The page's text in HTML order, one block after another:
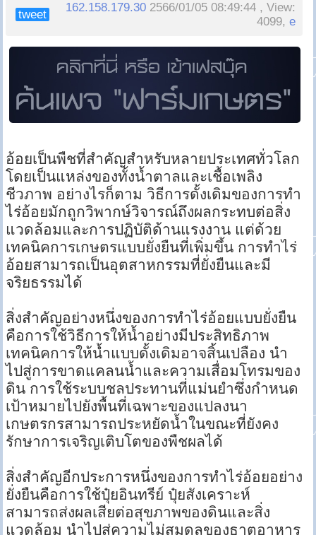
tweet
162.158.179.30 2566/01/05 08:49:44 , View:
4099,e
อ้อยเป็นพืชที่สำคัญสำหรับหลายประเทศทั่วโลก
โดยเป็นแหล่งของทั้งน้ำตาลและเชื้อเพลิง
ชีวภาพ อย่างไรก็ตาม วิธีการดั้งเดิมของการทำ
ไร่อ้อยมักถูกวิพากษ์วิจารณ์ถึงผลกระทบต่อสิ่ง
แวดล้อมและการปฏิบัติด้านแรงงาน แต่ด้วย
เทคนิคการเกษตรแบบยั่งยืนที่เพิ่มขึ้น การทำไร่
อ้อยสามารถเป็นอุตสาหกรรมที่ยั่งยืนและมี
จริยธรรมได้
สิ่งสำคัญอย่างหนึ่งของการทำไร่อ้อยแบบยั่งยืน
คือการใช้วิธีการให้น้ำอย่างมีประสิทธิภาพ
เทคนิคการให้น้ำแบบดั้งเดิมอาจสิ้นเปลือง นำ
ไปสู่การขาดแคลนน้ำและความเสื่อมโทรมของ
ดิน การใช้ระบบชลประทานที่แม่นยำซึ่งกำหนด
เป้าหมายไปยังพื้นที่เฉพาะของแปลงนา
เกษตรกรสามารถประหยัดน้ำในขณะที่ยังคง
รักษาการเจริญเติบโตของพืชผลได้
สิ่งสำคัญอีกประการหนึ่งของการทำไร่อ้อยอย่าง
ยั่งยืนคือการใช้ปุ๋ยอินทรีย์ ปุ๋ยสังเคราะห์
สามารถส่งผลเสียต่อสุขภาพของดินและสิ่ง
แวดล้อม นำไปสู่ความไม่สมดุลของธาตุอาหาร